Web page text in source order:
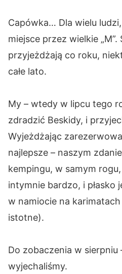
Capówka… Dla wielu
miejsce przez wielkie
przyjeżdżają co roku,
całe lato.
My – wtedy w lipcu tego
zdradzić Beskidy, i
Wyjeżdżając
najlepsze – naszym
kempingu, w samym
intymnie bardzo, i płasko
w namiocie na
istotne).
Do zobaczenia w sierpniu
wyjechaliśmy.